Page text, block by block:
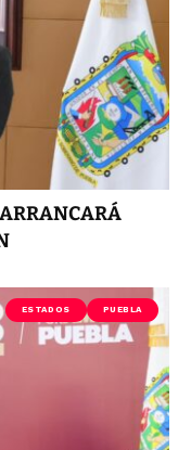
ESTADOS PUEBLA